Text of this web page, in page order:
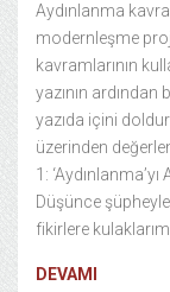
Aydınlanma
modernleşme
kavramlarının
yazının
yazıda içini
üzerinden
1:
Düşünce
fikirlere
DEVAMI